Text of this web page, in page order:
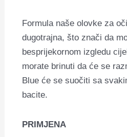
Formula naše olovke za
dugotrajna, što znači da
besprijekornom izgledu
morate brinuti da će se
Blue će se suočiti sa
bacite.
PRIMJENA